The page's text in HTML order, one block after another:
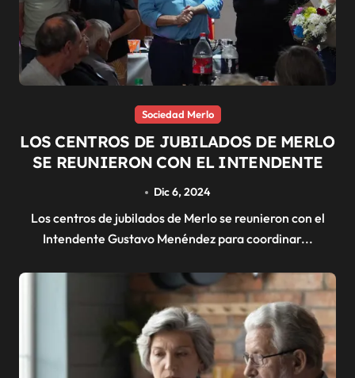
Sociedad Merlo
LOS CENTROS DE JUBILADOS DE MERLO
SE REUNIERON CON EL INTENDENTE
Dic 6, 2024
Los centros de jubilados de Merlo se reunieron con el
Intendente Gustavo Menéndez para coordinar...